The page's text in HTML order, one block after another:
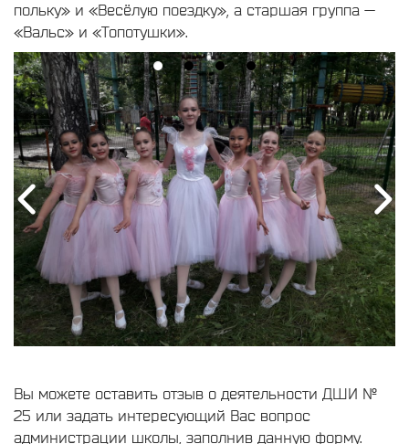
польку» и «Весёлую поездку», а старшая группа —
«Вальс» и «Топотушки».
Вы можете оставить отзыв о деятельности ДШИ №
25 или задать интересующий Вас вопрос
администрации школы, заполнив данную форму.